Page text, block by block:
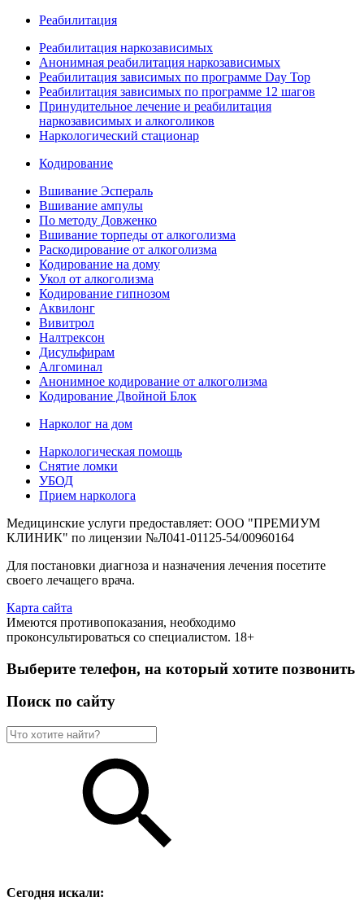
Реабилитация
Реабилитация наркозависимых
Анонимная реабилитация наркозависимых
Реабилитация зависимых по программе Day Top
Реабилитация зависимых по программе 12 шагов
Принудительное лечение и реабилитация
наркозависимых и алкоголиков
Наркологический стационар
Кодирование
Вшивание Эспераль
Вшивание ампулы
По методу Довженко
Вшивание торпеды от алкоголизма
Раскодирование от алкоголизма
Кодирование на дому
Укол от алкоголизма
Кодирование гипнозом
Аквилонг
Вивитрол
Налтрексон
Дисульфирам
Алгоминал
Анонимное кодирование от алкоголизма
Кодирование Двойной Блок
Нарколог на дом
Наркологическая помощь
Снятие ломки
УБОД
Прием нарколога
Медицинские услуги предоставляет: ООО "ПРЕМИУМ
КЛИНИК" по лицензии №Л041-01125-54/00960164
Для постановки диагноза и назначения лечения посетите
своего лечащего врача.
Карта сайта
Имеются противопоказания, необходимо
проконсультироваться со специалистом. 18+
Выберите телефон, на который хотите позвонить
Поиск по сайту
Сегодня искали: